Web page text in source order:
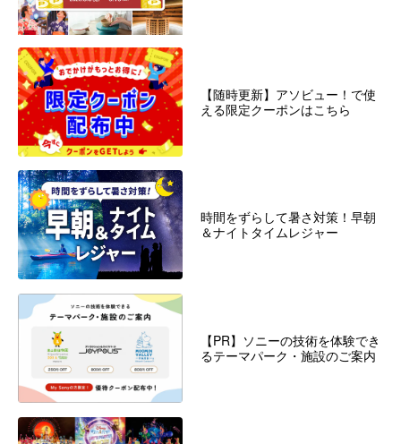
【随時更新】アソビュー！で使
える限定クーポンはこちら
時間をずらして暑さ対策！早朝
＆ナイトタイムレジャー
【PR】ソニーの技術を体験でき
るテーマパーク・施設のご案内